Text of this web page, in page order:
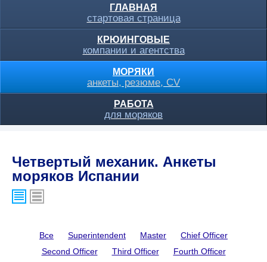
ГЛАВНАЯ
стартовая страница
КРЮИНГОВЫЕ
компании и агентства
МОРЯКИ
анкеты, резюме, CV
РАБОТА
для моряков
Четвертый механик. Анкеты
моряков Испании
Все Superintendent Master
Chief Officer
Second Officer
Third Officer
Fourth Officer